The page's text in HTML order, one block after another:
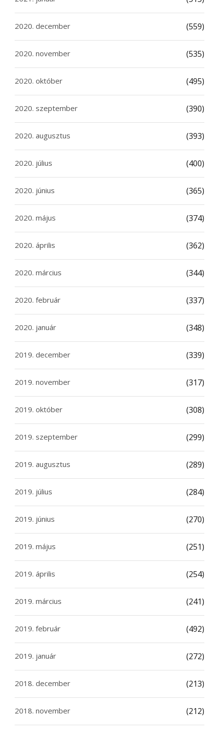
2020. december (559)
2020. november (535)
2020. október (495)
2020. szeptember (390)
2020. augusztus (393)
2020. július (400)
2020. június (365)
2020. május (374)
2020. április (362)
2020. március (344)
2020. február (337)
2020. január (348)
2019. december (339)
2019. november (317)
2019. október (308)
2019. szeptember (299)
2019. augusztus (289)
2019. július (284)
2019. június (270)
2019. május (251)
2019. április (254)
2019. március (241)
2019. február (492)
2019. január (272)
2018. december (213)
2018. november (212)